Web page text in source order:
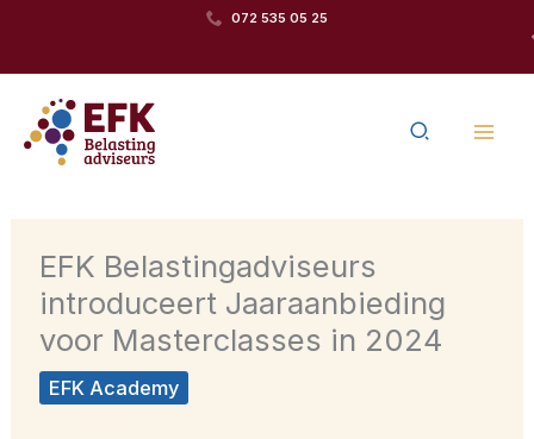
inhoud
072 535 05 25
Zoeken
EFK Belastingadviseurs
introduceert Jaaraanbieding
voor Masterclasses in 2024
EFK Academy